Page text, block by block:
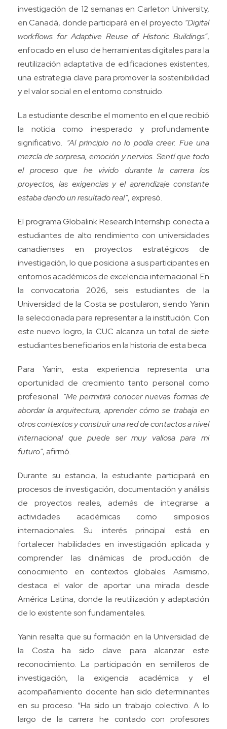
investigación de 12 semanas en Carleton University,
en Canadá, donde participará en el proyecto “Digital
workflows for Adaptive Reuse of Historic Buildings”,
enfocado en el uso de herramientas digitales para la
reutilización adaptativa de edificaciones existentes,
una estrategia clave para promover la sostenibilidad
y el valor social en el entorno construido.
La estudiante describe el momento en el que recibió
la noticia como inesperado y profundamente
significativo. “Al principio no lo podía creer. Fue una
mezcla de sorpresa, emoción y nervios. Sentí que todo
el proceso que he vivido durante la carrera los
proyectos, las exigencias y el aprendizaje constante
estaba dando un resultado real”, expresó.
El programa Globalink Research Internship conecta a
estudiantes de alto rendimiento con universidades
canadienses en proyectos estratégicos de
investigación, lo que posiciona a sus participantes en
entornos académicos de excelencia internacional. En
la convocatoria 2026, seis estudiantes de la
Universidad de la Costa se postularon, siendo Yanin
la seleccionada para representar a la institución. Con
este nuevo logro, la CUC alcanza un total de siete
estudiantes beneficiarios en la historia de esta beca.
Para Yanin, esta experiencia representa una
oportunidad de crecimiento tanto personal como
profesional. “Me permitirá conocer nuevas formas de
abordar la arquitectura, aprender cómo se trabaja en
otros contextos y construir una red de contactos a nivel
internacional que puede ser muy valiosa para mi
futuro”, afirmó.
Durante su estancia, la estudiante participará en
procesos de investigación, documentación y análisis
de proyectos reales, además de integrarse a
actividades académicas como simposios
internacionales. Su interés principal está en
fortalecer habilidades en investigación aplicada y
comprender las dinámicas de producción de
conocimiento en contextos globales. Asimismo,
destaca el valor de aportar una mirada desde
América Latina, donde la reutilización y adaptación
de lo existente son fundamentales.
Yanin resalta que su formación en la Universidad de
la Costa ha sido clave para alcanzar este
reconocimiento. La participación en semilleros de
investigación, la exigencia académica y el
acompañamiento docente han sido determinantes
en su proceso. “Ha sido un trabajo colectivo. A lo
largo de la carrera he contado con profesores